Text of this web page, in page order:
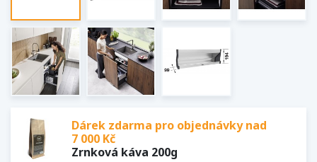
Dárek zdarma pro objednávky nad
7 000 Kč
Zrnková káva 200g